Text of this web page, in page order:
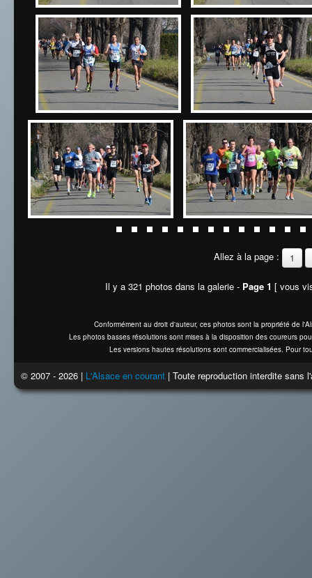
Allez à la page : 1
Il y a 321 photos dans la galerie - Page 1 [ vous
Conformément au droit d'auteur, ces photos sont la propriété de
Les photos basses résolutions sont mises à la disposition des coureurs
Les versions hautes résolutions sont commercialisées. Pour
© 2007 - 2026 | L'Alsace en courant | Toute reproduction interdite sans